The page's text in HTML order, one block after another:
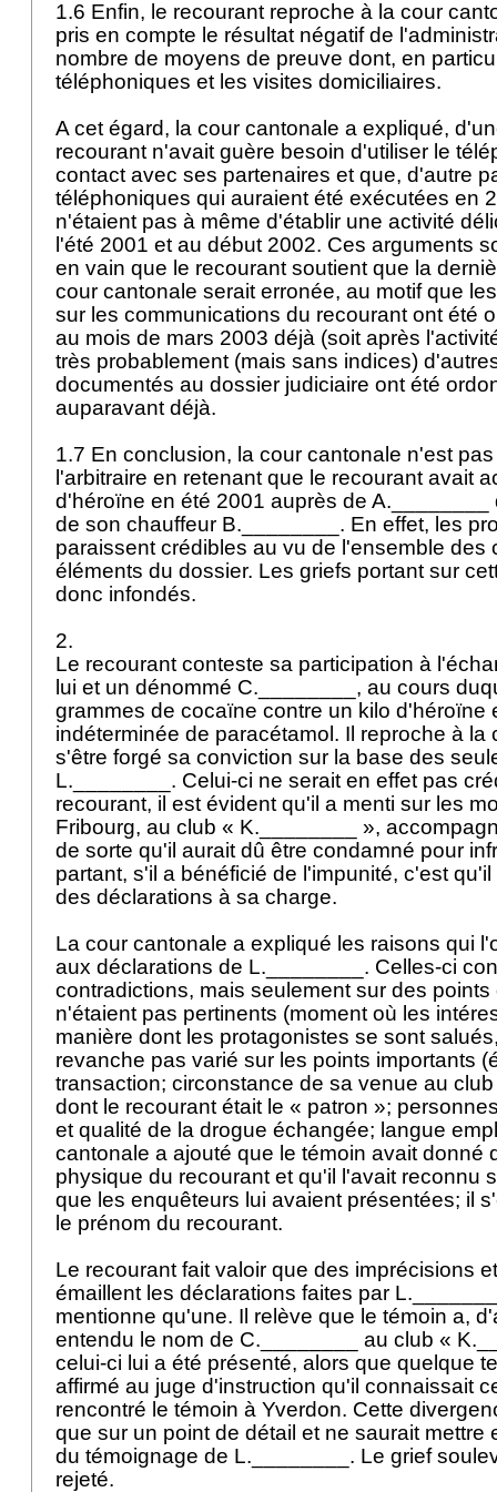
1.6 Enfin, le recourant reproche à la cour
pris en compte le résultat négatif de
nombre de moyens de preuve dont, en
téléphoniques et les visites domiciliaires.
A cet égard, la cour cantonale a expliqué,
recourant n'avait guère besoin d'utiliser le
contact avec ses partenaires et que, d'autre
téléphoniques qui auraient été exécutées en
n'étaient pas à même d'établir une activité
l'été 2001 et au début 2002. Ces arguments
en vain que le recourant soutient que la
cour cantonale serait erronée, au motif que
sur les communications du recourant ont été
au mois de mars 2003 déjà (soit après
très probablement (mais sans indices)
documentés au dossier judiciaire ont été
auparavant déjà.
1.7 En conclusion, la cour cantonale n'est
l'arbitraire en retenant que le recourant avait
d'héroïne en été 2001 auprès de
de son chauffeur B.________. En effet, les
paraissent crédibles au vu de l'ensemble des
éléments du dossier. Les griefs portant sur
donc infondés.
2.
Le recourant conteste sa participation à
lui et un dénommé C.________, au cours
grammes de cocaïne contre un kilo d'héroïne
indéterminée de paracétamol. Il reproche à la
s'être forgé sa conviction sur la base des
L.________. Celui-ci ne serait en effet pas
recourant, il est évident qu'il a menti sur les
Fribourg, au club « K.________ »,
de sorte qu'il aurait dû être condamné pour
partant, s'il a bénéficié de l'impunité, c'est
des déclarations à sa charge.
La cour cantonale a expliqué les raisons qui
aux déclarations de L.________. Celles-ci
contradictions, mais seulement sur des
n'étaient pas pertinents (moment où les
manière dont les protagonistes se sont
revanche pas varié sur les points importants
transaction; circonstance de sa venue au
dont le recourant était le « patron »;
et qualité de la drogue échangée; langue
cantonale a ajouté que le témoin avait donné
physique du recourant et qu'il l'avait reconnu
que les enquêteurs lui avaient présentées; il
le prénom du recourant.
Le recourant fait valoir que des imprécisions
émaillent les déclarations faites par
mentionne qu'une. Il relève que le témoin a,
entendu le nom de C.________ au club «
celui-ci lui a été présenté, alors que quelque
affirmé au juge d'instruction qu'il connaissait
rencontré le témoin à Yverdon. Cette
que sur un point de détail et ne saurait mettre
du témoignage de L.________. Le grief
rejeté.